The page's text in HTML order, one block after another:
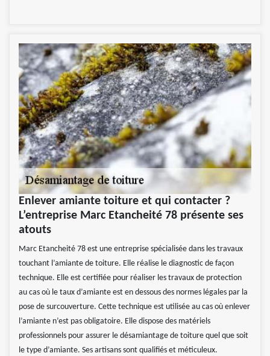
Enlever amiante toiture et qui contacter ?
L’entreprise Marc Etancheité 78 présente ses
atouts
Marc Etancheité 78 est une entreprise spécialisée dans les travaux
touchant l’amiante de toiture. Elle réalise le diagnostic de façon
technique. Elle est certifiée pour réaliser les travaux de protection
au cas où le taux d’amiante est en dessous des normes légales par la
pose de surcouverture. Cette technique est utilisée au cas où enlever
l’amiante n’est pas obligatoire. Elle dispose des matériels
professionnels pour assurer le désamiantage de toiture quel que soit
le type d’amiante. Ses artisans sont qualifiés et méticuleux.